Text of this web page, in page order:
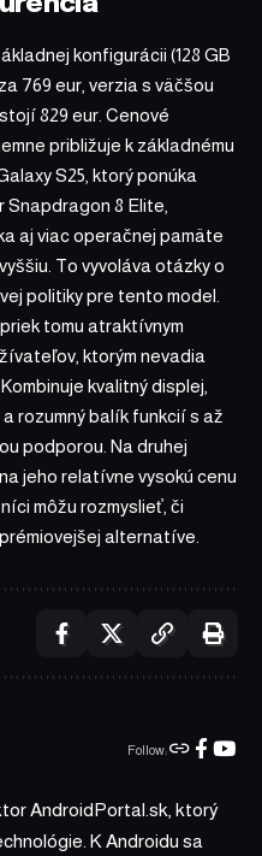
konfigurácii (128 GB
769 eur, verzia s väčšou
829 eur. Cenové
približuje k základnému
S25, ktorý ponúka
8 Elite,
aj viac operačnej pamäte
To vyvoláva otázky o
politiky pre tento model.
tomu atraktívnym
ktorým nevadia
kvalitný displej,
rozumný balík funkcií s až
podporou. Na druhej
jeho relatívne vysokú cenu
môžu rozmyslieť, či
alternatíve.
Follow:
AndroidPortal.sk, ktorý
K Androidu sa